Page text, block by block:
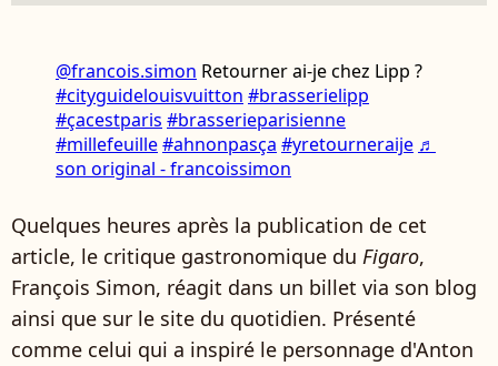
@francois.simon Retourner ai-je chez Lipp ?
#cityguidelouisvuitton #brasserielipp
#çacestparis #brasserieparisienne
#millefeuille#ahnonpasça #yretourneraije ♬
son original - francoissimon
Quelques heures après la publication de cet
article, le critique gastronomique du Figaro,
François Simon, réagit dans un billet via son blog
ainsi que sur le site du quotidien. Présenté
comme celui qui a inspiré le personnage d'Anton